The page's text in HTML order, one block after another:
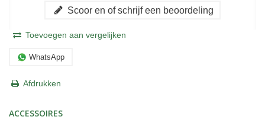
Scoor en of schrijf een beoordeling
Toevoegen aan vergelijken
WhatsApp
Afdrukken
ACCESSOIRES